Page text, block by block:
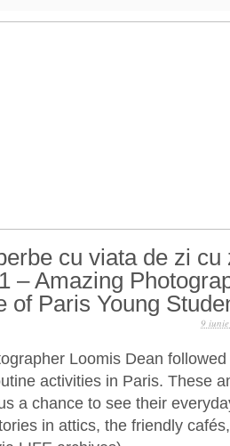
cu viata de zi
– Amazing
of Paris Young
9
Loomis Dean
activities in Paris. These
a chance to see their
in attics, the friendly